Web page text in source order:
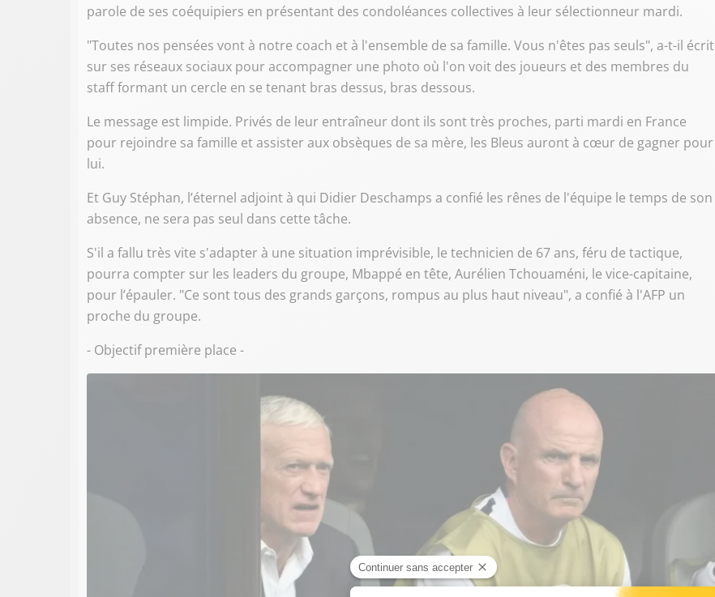
parole de ses coéquipiers en présentant des condoléances collectives à leur sélectionneur mardi.
"Toutes nos pensées vont à notre coach et à l'ensemble de sa famille. Vous n'êtes pas seuls", a-t-il écrit
sur ses réseaux sociaux pour accompagner une photo où l'on voit des joueurs et des membres du
staff formant un cercle en se tenant bras dessus, bras dessous.
Le message est limpide. Privés de leur entraîneur dont ils sont très proches, parti mardi en France
pour rejoindre sa famille et assister aux obsèques de sa mère, les Bleus auront à cœur de gagner pour
lui.
Et Guy Stéphan, l’éternel adjoint à qui Didier Deschamps a confié les rênes de l'équipe le temps de son
absence, ne sera pas seul dans cette tâche.
S'il a fallu très vite s'adapter à une situation imprévisible, le technicien de 67 ans, féru de tactique,
pourra compter sur les leaders du groupe, Mbappé en tête, Aurélien Tchouaméni, le vice-capitaine,
pour l’épauler. "Ce sont tous des grands garçons, rompus au plus haut niveau", a confié à l'AFP un
proche du groupe.
- Objectif première place -